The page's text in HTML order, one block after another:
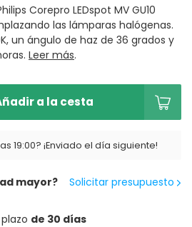
Corepro LEDspot MV GU10
las lámparas halógenas.
un ángulo de haz de 36 grados y
Leer más.
a la cesta
19:00? ¡Enviado el día siguiente!
mayor? Solicitar presupuesto
de 30 días